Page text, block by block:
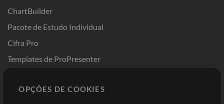
ChartBuilder
Pacote de Estudo Individual
Cifra Pro
Templates de ProPresenter
OPÇÕES DE COOKIES